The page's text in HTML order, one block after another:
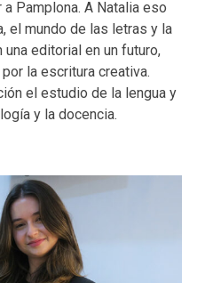
Pamplona. A Natalia eso
el mundo de las letras y la
editorial en un futuro,
la escritura creativa.
el estudio de la lengua y
y la docencia.